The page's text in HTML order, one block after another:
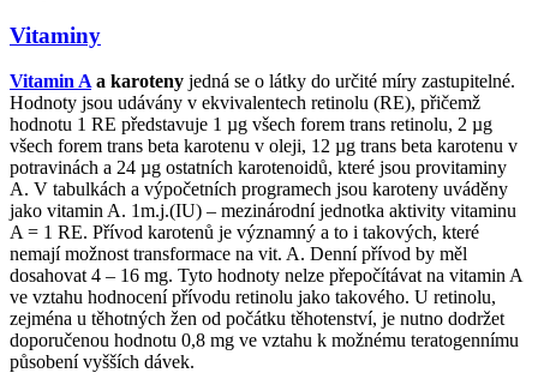
Vitaminy
Vitamin A a karoteny jedná se o látky do určité míry zastupitelné.
Hodnoty jsou udávány v ekvivalentech retinolu (RE), přičemž
hodnotu 1 RE představuje 1 µg všech forem trans retinolu, 2 µg
všech forem trans beta karotenu v oleji, 12 µg trans beta karotenu v
potravinách a 24 µg ostatních karotenoidů, které jsou provitaminy
A. V tabulkách a výpočetních programech jsou karoteny uváděny
jako vitamin A. 1m.j.(IU) – mezinárodní jednotka aktivity vitaminu
A = 1 RE. Přívod karotenů je významný a to i takových, které
nemají možnost transformace na vit. A. Denní přívod by měl
dosahovat 4 – 16 mg. Tyto hodnoty nelze přepočítávat na vitamin A
ve vztahu hodnocení přívodu retinolu jako takového. U retinolu,
zejména u těhotných žen od počátku těhotenství, je nutno dodržet
doporučenou hodnotu 0,8 mg ve vztahu k možnému teratogennímu
působení vyšších dávek.